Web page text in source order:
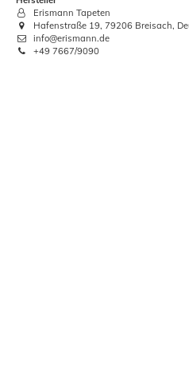
Erismann Tapeten
Hafenstraße 19, 79206 Breisach,
info@erismann.de
+49 7667/9090